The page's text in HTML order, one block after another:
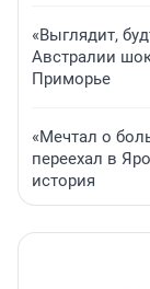
«Выглядит,
Австралии
Приморье
«Мечтал о
переехал в
история